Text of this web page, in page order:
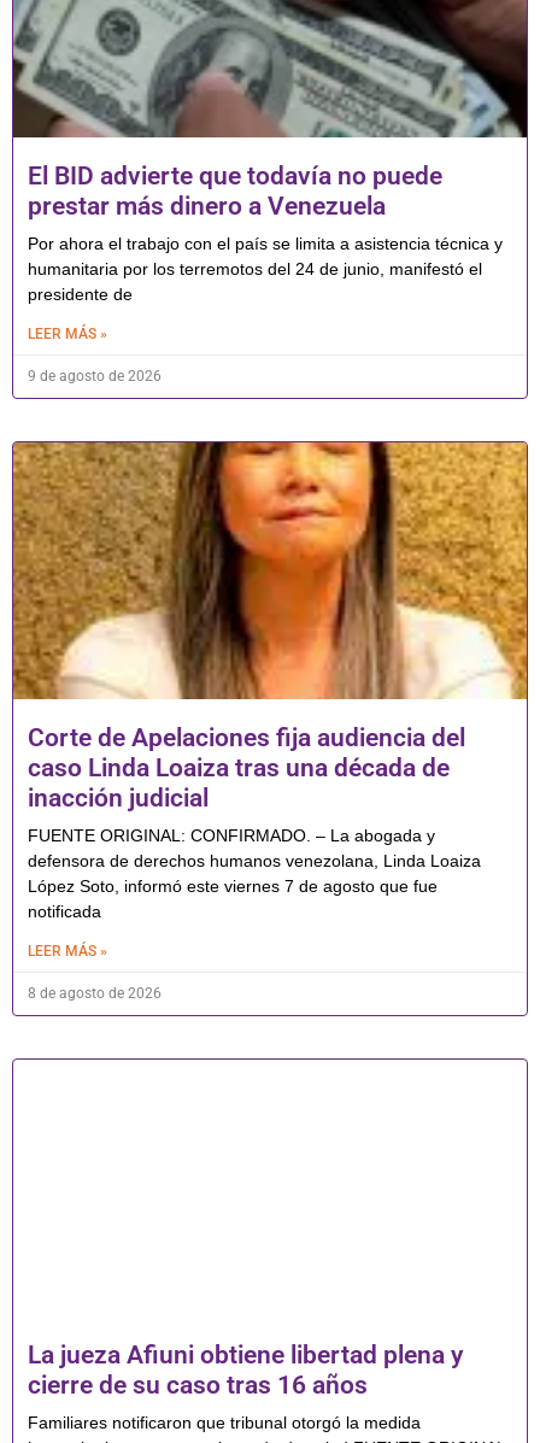
El BID advierte que todavía no puede
prestar más dinero a Venezuela
Por ahora el trabajo con el país se limita a asistencia técnica y
humanitaria por los terremotos del 24 de junio, manifestó el
presidente de
LEER MÁS »
9 de agosto de 2026
Corte de Apelaciones fija audiencia del
caso Linda Loaiza tras una década de
inacción judicial
FUENTE ORIGINAL: CONFIRMADO. – La abogada y
defensora de derechos humanos venezolana, Linda Loaiza
López Soto, informó este viernes 7 de agosto que fue
notificada
LEER MÁS »
8 de agosto de 2026
La jueza Afiuni obtiene libertad plena y
cierre de su caso tras 16 años
Familiares notificaron que tribunal otorgó la medida